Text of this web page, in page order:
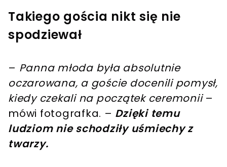
Takiego gościa nikt się nie
spodziewał
– Panna młoda była absolutnie
oczarowana, a goście docenili pomysł,
kiedy czekali na początek ceremonii–
mówi fotografka. – Dzięki temu
ludziom nie schodziły uśmiechy z
twarzy.